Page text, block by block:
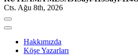
Cts. Ağu 8th, 2026
Hakkımızda
Köşe Yazarları